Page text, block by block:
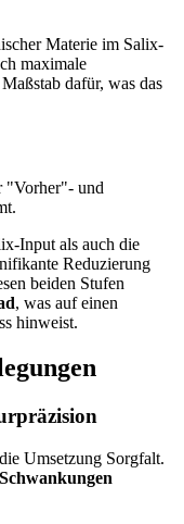
Materie im Salix-
maximale
dafür, was das
"Vorher"- und
Input als auch die
Reduzierung
beiden Stufen
, was auf einen
hinweist.
Umsetzung Sorgfalt.